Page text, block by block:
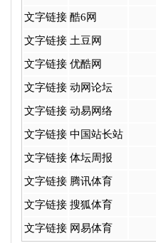
文字链接 酷6网
文字链接 土豆网
文字链接 优酷网
文字链接 动网论坛
文字链接 动易网络
文字链接 中国站长站
文字链接 体坛周报
文字链接 腾讯体育
文字链接 搜狐体育
文字链接 网易体育